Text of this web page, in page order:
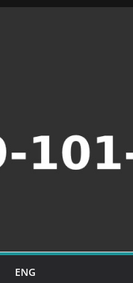
ENG